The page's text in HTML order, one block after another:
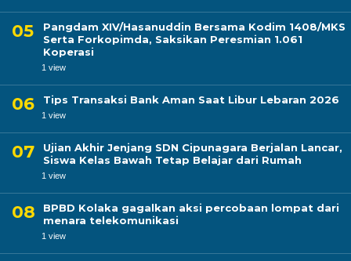
Pangdam XIV/Hasanuddin Bersama Kodim 1408/MKS
Serta Forkopimda, Saksikan Peresmian 1.061
Koperasi
1 view
Tips Transaksi Bank Aman Saat Libur Lebaran 2026
1 view
Ujian Akhir Jenjang SDN Cipunagara Berjalan Lancar,
Siswa Kelas Bawah Tetap Belajar dari Rumah
1 view
BPBD Kolaka gagalkan aksi percobaan lompat dari
menara telekomunikasi
1 view